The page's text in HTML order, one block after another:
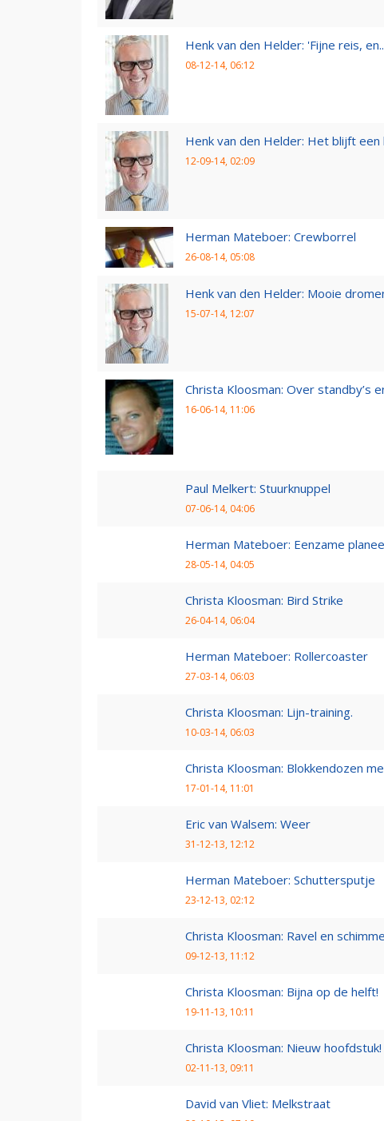
Henk van den Helder: 'Fijne reis,
08-12-14, 06:12
Henk van den Helder: Het blijft een
12-09-14, 02:09
Herman Mateboer: Crewborrel
26-08-14, 05:08
Henk van den Helder: Mooie
15-07-14, 12:07
Christa Kloosman: Over standby’s
16-06-14, 11:06
Paul Melkert: Stuurknuppel
07-06-14, 04:06
Herman Mateboer: Eenzame
28-05-14, 04:05
Christa Kloosman: Bird Strike
26-04-14, 06:04
Herman Mateboer: Rollercoaster
27-03-14, 06:03
Christa Kloosman: Lijn-training.
10-03-14, 06:03
Christa Kloosman: Blokkendozen
17-01-14, 11:01
Eric van Walsem: Weer
31-12-13, 12:12
Herman Mateboer: Schuttersputje
23-12-13, 02:12
Christa Kloosman: Ravel en
09-12-13, 11:12
Christa Kloosman: Bijna op de helft!
19-11-13, 10:11
Christa Kloosman: Nieuw hoofdstuk!
02-11-13, 09:11
David van Vliet: Melkstraat